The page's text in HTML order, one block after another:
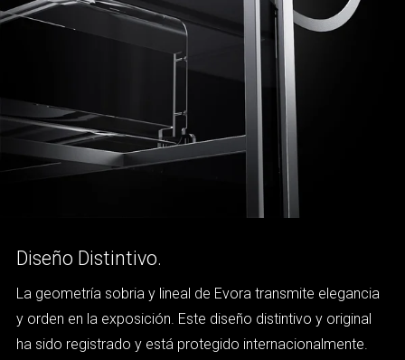
Diseño Distintivo.
La geometría sobria y lineal de Evora transmite elegancia
y orden en la exposición. Este diseño distintivo y original
ha sido registrado y está protegido internacionalmente.